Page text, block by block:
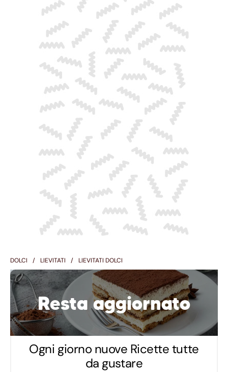
DOLCI LIEVITATI LIEVITATI DOLCI
Resta aggiornato
Ogni giorno nuove Ricette tutte
da gustare